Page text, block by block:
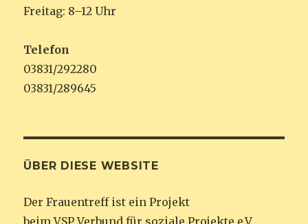
Freitag: 8–12 Uhr
Telefon
03831/292280
03831/289645
ÜBER DIESE WEBSITE
Der Frauentreff ist ein Projekt